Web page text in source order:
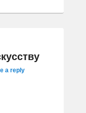
a reply